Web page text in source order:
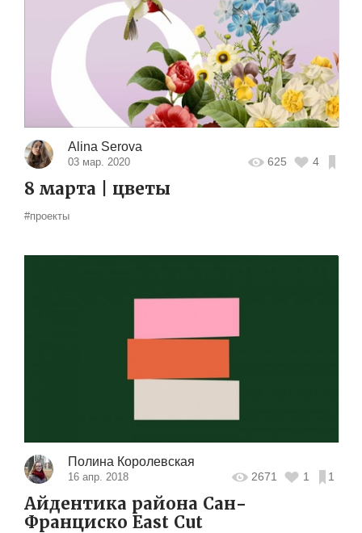
Alina Serova
03 мар. 2020 625 4
8 марта | цветы
#проекты
Полина Королевская
16 апр. 2018 2671 1 1
Айдентика района Сан-
Франциско East Cut